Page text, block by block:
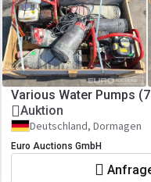
Various Water Pumps
Auktion
Deutschland, Dormagen
Euro Auctions GmbH